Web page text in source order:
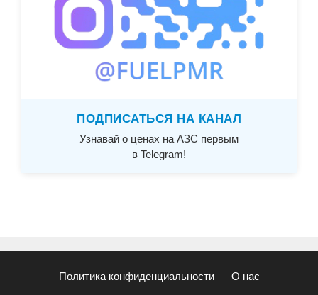
ПОДПИСАТЬСЯ НА КАНАЛ
Узнавай о ценах на АЗС первым
в Telegram!
Политика конфиденциальности О нас